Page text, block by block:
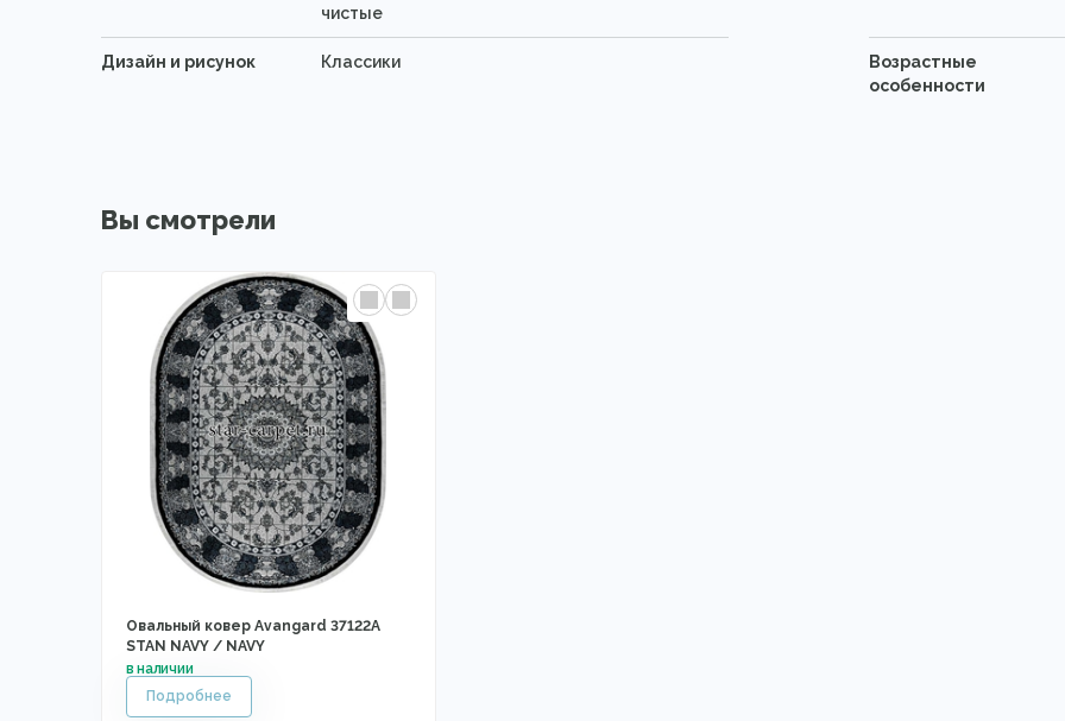
чистые
Дизайн и рисунок Классики
Возрастные
особенности
Вы смотрели
Овальный ковер Avangard 37122A
STAN NAVY / NAVY